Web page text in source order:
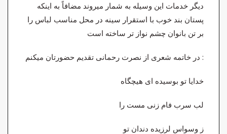
دیگر خدمات این وسیله به شمار میروند مضافاً به اینکه
پستان بند خوب با استقرار سینه در محل مناسب لباس را
بر تن بانوان چشم نواز تر ساخته است
در خاتمه شعری از نصرت رحمانی تقدیم حضورتان میکنم :
خدایا تو بوسیده ای هیچگاه
لب سرب فام زنی مست را
ز وسواس لرزیده دندان تو